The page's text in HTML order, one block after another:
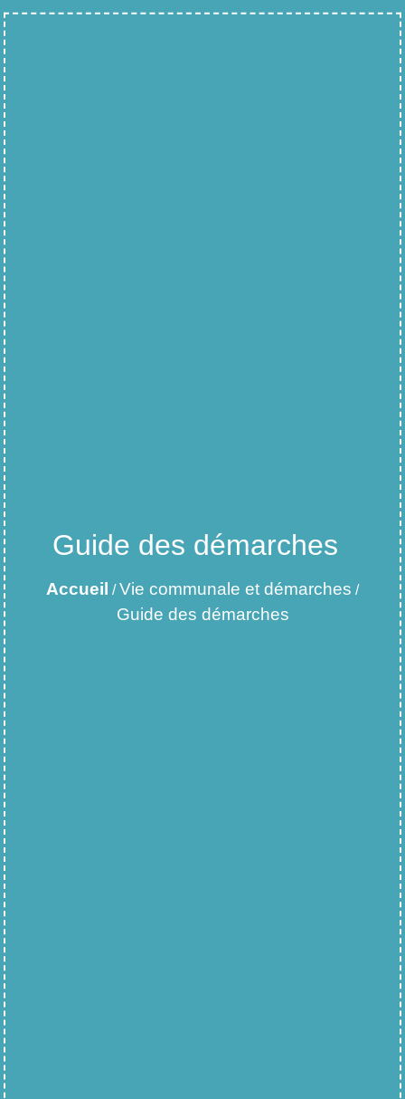
Guide des démarches
Accueil /Vie communale et démarches /
Guide des démarches